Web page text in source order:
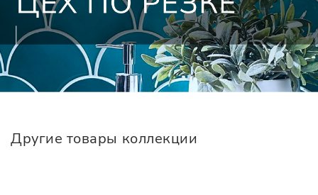
Другие товары коллекции